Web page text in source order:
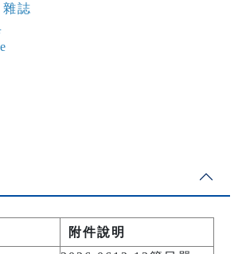
誌
附件說明